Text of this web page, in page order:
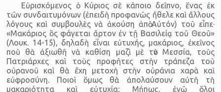
Εὑρισκόμενος ὁ Κύριος σὲ κάποιο δεῖπνο, ἕνας ἐκ
τῶν συνδαιτυμόνων (ἐπειδὴ προφανῶς ἤθελε καὶ ἄλλους
λόγους καὶ συμβουλὲς νὰ ἀκούση ἀπὸ Αὐτόν) τοῦ εἶπε·
«Μακάριος ὃς φάγεται ἄρτον ἐν τῇ Βασιλείᾳ τοῦ Θεοῦ»
(Λουκ. 14-15), δηλαδὴ εἶναι εὐτυχής, μακάριος, ἐκεῖνος
ποὺ θὰ ἀξιωθῆ νὰ καθίση μαζὶ μὲ τὸν Μεσσία, τοὺς
Πατριάρχες καὶ τοὺς προφῆτες στὴν τράπεζα τοῦ
οὐρανοῦ καὶ θὰ ἔχη μετοχὴ στὴν οὐράνια χαρὰ καὶ
εὐφροσύνη. Ποιοὶ ὅμως θὰ ἀπολαύσουν αὐτὴ τὴ
μακαριότητα καὶ εὐτυχία; Μήπως, ἐνῶ ὅλοι